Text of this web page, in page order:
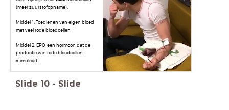
(meer zuurstofopname).
Middel 1: Toedienen van eigen bloed
met veel rode bloedcellen
Middel 2: EPO, een hormoon dat de
productie van rode bloedcellen
stimuleert
Slide 10 - Slide